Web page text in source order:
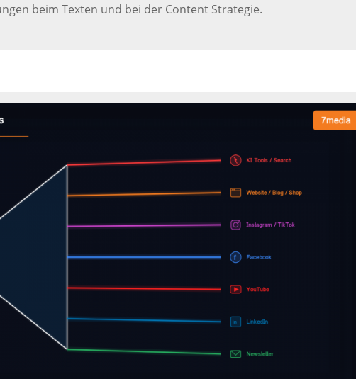
beim Texten und bei der Content Strategie.